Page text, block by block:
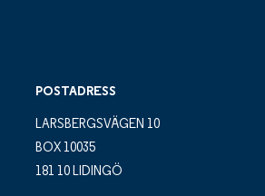
POSTADRESS
LARSBERGSVÄGEN 10
BOX 10035
181 10 LIDINGÖ